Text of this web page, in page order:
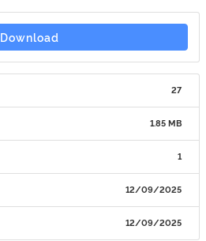
Download
27
1.85 MB
1
12/09/2025
12/09/2025